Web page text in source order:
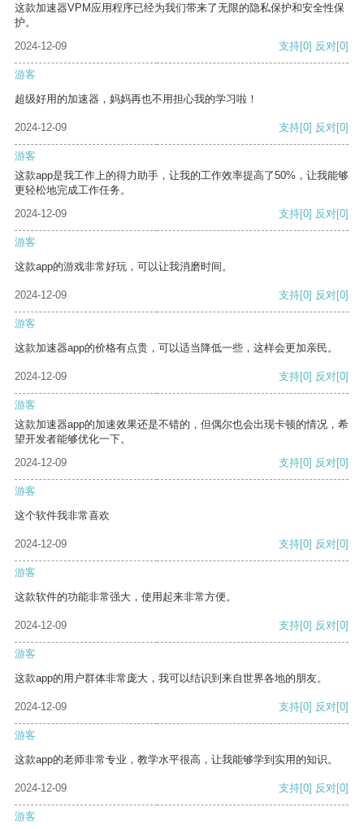
这款加速器VPM应用程序已经为我们带来了无限的隐私保护和安全性保
护。
2024-12-09
支持[0] 反对[0]
游客
超级好用的加速器，妈妈再也不用担心我的学习啦！
2024-12-09 支持[0] 反对[0]
游客
这款app是我工作上的得力助手，让我的工作效率提高了50%，让我能够
更轻松地完成工作任务。
2024-12-09
支持[0] 反对[0]
游客
这款app的游戏非常好玩，可以让我消磨时间。
2024-12-09 支持[0] 反对[0]
游客
这款加速器app的价格有点贵，可以适当降低一些，这样会更加亲民。
2024-12-09 支持[0] 反对[0]
游客
这款加速器app的加速效果还是不错的，但偶尔也会出现卡顿的情况，希
望开发者能够优化一下。
2024-12-09
支持[0] 反对[0]
游客
这个软件我非常喜欢
2024-12-09 支持[0] 反对[0]
游客
这款软件的功能非常强大，使用起来非常方便。
2024-12-09 支持[0] 反对[0]
游客
这款app的用户群体非常庞大，我可以结识到来自世界各地的朋友。
2024-12-09 支持[0] 反对[0]
游客
这款app的老师非常专业，教学水平很高，让我能够学到实用的知识。
2024-12-09 支持[0] 反对[0]
游客